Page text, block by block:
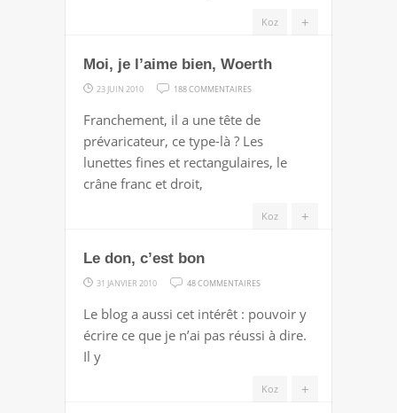
+
Koz
Moi, je l’aime bien, Woerth
23 JUIN 2010 188 COMMENTAIRES
JE
L’AIME
BIEN,
Franchement, il a une tête de
prévaricateur, ce type-là ? Les
lunettes fines et rectangulaires, le
crâne franc et droit,
+
Koz
Le don, c’est bon
31 JANVIER 2010 48 COMMENTAIRES
DON,
C’EST
Le blog a aussi cet intérêt : pouvoir y
écrire ce que je n’ai pas réussi à dire.
Il y
+
Koz